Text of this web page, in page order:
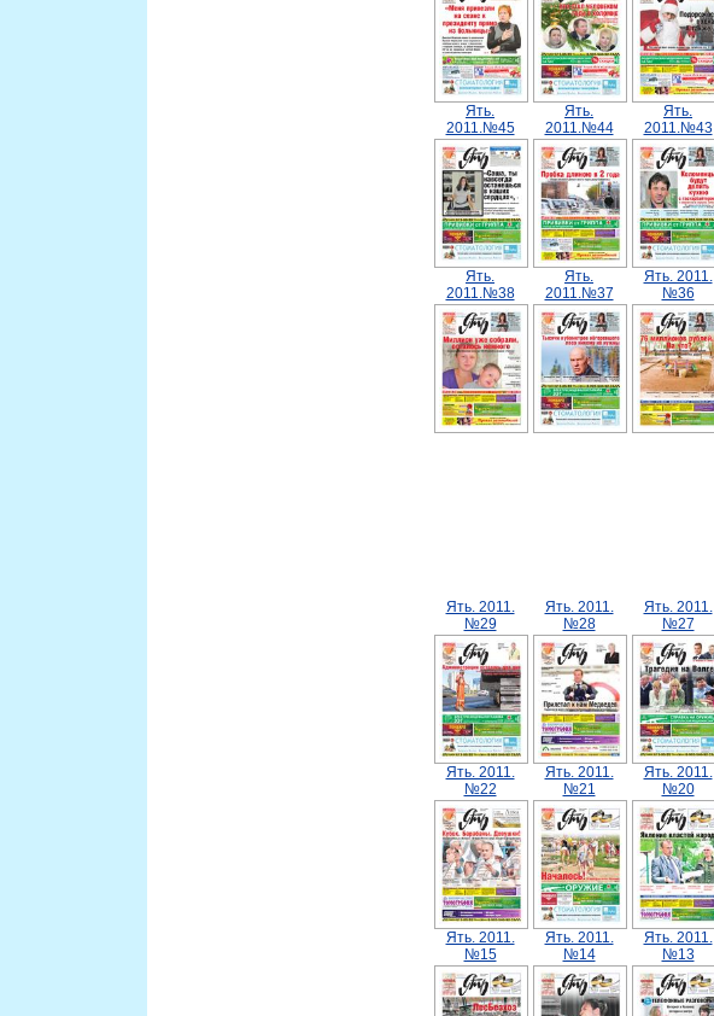
Ять.
2011.№45
Ять.
2011.№44
Ять.
2011.№43
Ять.
2011.№38
Ять.
2011.№37
Ять. 2011.
№36
Ять. 2011.
№29
Ять. 2011.
№28
Ять. 2011.
№27
Ять. 2011.
№22
Ять. 2011.
№21
Ять. 2011.
№20
Ять. 2011.
№15
Ять. 2011.
№14
Ять. 2011.
№13